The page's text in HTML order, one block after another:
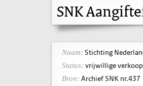
SNK
Naam: Stichting
Status: vrijwillige verkoop
Bron: Archief SNK nr.437